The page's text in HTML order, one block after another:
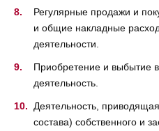
Регулярные продажи и
и общие накладные
деятельности.
Приобретение и выбытие
деятельность.
Деятельность,
состава) собственного и